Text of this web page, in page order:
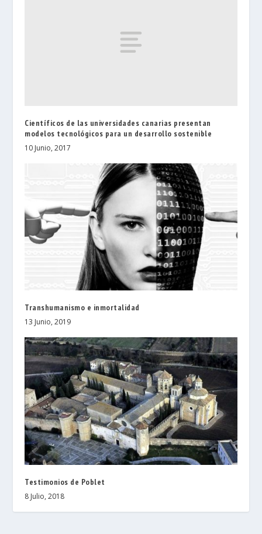
Científicos de las universidades canarias presentan
modelos tecnológicos para un desarrollo sostenible
10 Junio, 2017
Transhumanismo e inmortalidad
13 Junio, 2019
Testimonios de Poblet
8 Julio, 2018